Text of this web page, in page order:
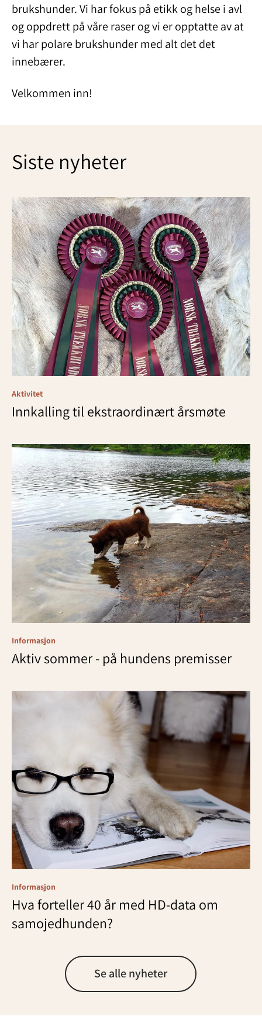
brukshunder. Vi har fokus på etikk og helse i avl
og oppdrett på våre raser og vi er opptatte av at
vi har polare brukshunder med alt det det
innebærer.
Velkommen inn!
Siste nyheter
Aktivitet
Innkalling til ekstraordinært årsmøte
Informasjon
Aktiv sommer - på hundens premisser
Informasjon
Hva forteller 40 år med HD-data om
samojedhunden?
Se alle nyheter